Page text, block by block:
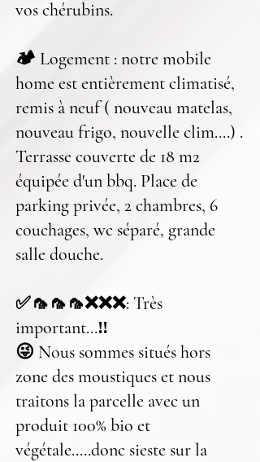
vos chérubins.
🏕️ Logement : notre mobile
home est entièrement climatisé,
remis à neuf ( nouveau matelas,
nouveau frigo, nouvelle clim....) .
Terrasse couverte de 18 m2
équipée d'un bbq. Place de
parking privée, 2 chambres, 6
couchages, wc séparé, grande
salle douche.
✅🦟🦟🦟❌❌❌: Très
important...‼️
😜 Nous sommes situés hors
zone des moustiques et nous
traitons la parcelle avec un
produit 100% bio et
végétale.....donc sieste sur la